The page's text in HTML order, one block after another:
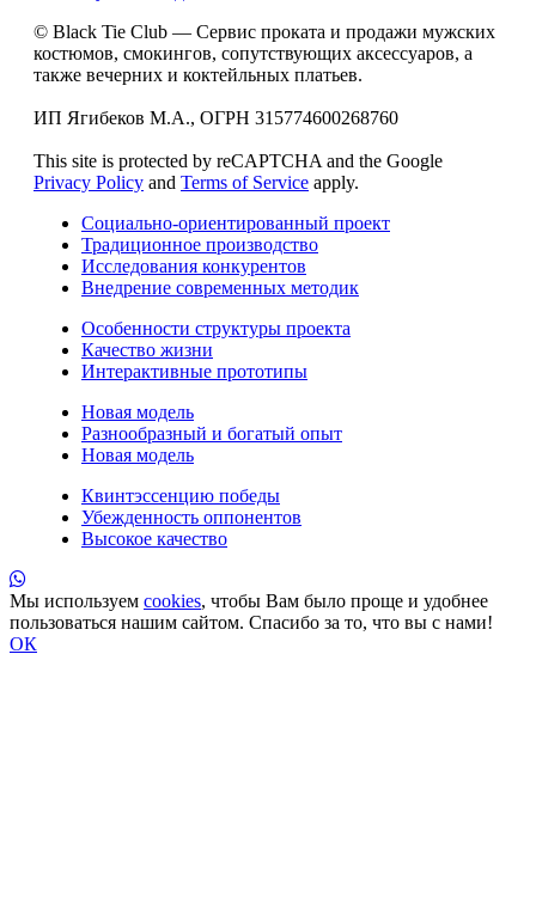
© Black Tie Club — Сервис проката и продажи мужских
костюмов, смокингов, сопутствующих аксессуаров, а
также вечерних и коктейльных платьев.
ИП Ягибеков М.А., ОГРН 315774600268760
This site is protected by reCAPTCHA and the Google
Privacy Policy and Terms of Service apply.
Социально-ориентированный проект
Традиционное производство
Исследования конкурентов
Внедрение современных методик
Особенности структуры проекта
Качество жизни
Интерактивные прототипы
Новая модель
Разнообразный и богатый опыт
Новая модель
Квинтэссенцию победы
Убежденность оппонентов
Высокое качество
Мы используем cookies, чтобы Вам было проще и удобнее
пользоваться нашим сайтом. Спасибо за то, что вы с нами!
ОК